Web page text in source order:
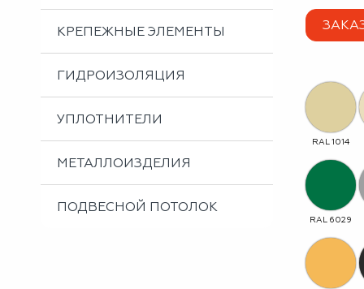
КРЕПЕЖНЫЕ ЭЛЕМЕНТЫ
ГИДРОИЗОЛЯЦИЯ
УПЛОТНИТЕЛИ
МЕТАЛЛОИЗДЕЛИЯ
ПОДВЕСНОЙ ПОТОЛОК
RAL 1014
RAL 6029